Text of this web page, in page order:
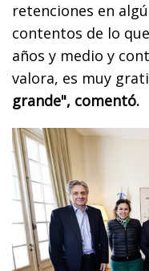
retenciones en
contentos de lo
años y medio y
valora, es muy
grande", comentó.